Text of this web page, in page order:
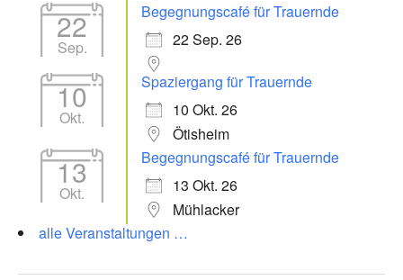
22
Sep.
Begegnungscafé für Trauernde
22 Sep. 26
10
Okt.
Spaziergang für Trauernde
10 Okt. 26
Ötisheim
13
Okt.
Begegnungscafé für Trauernde
13 Okt. 26
Mühlacker
alle Veranstaltungen …